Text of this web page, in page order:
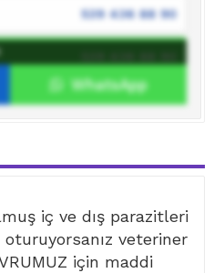
539 436 88 90
mesaj gönder
WhatsApp
iç ve dış parazitleri
oturuyorsanız veteriner
için maddi